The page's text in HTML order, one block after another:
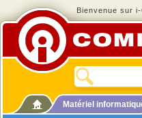
Bienvenue sur
Matériel